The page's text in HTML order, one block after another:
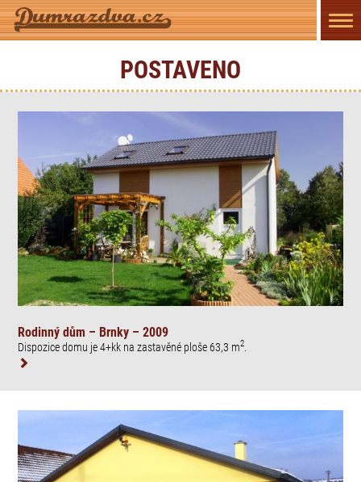
POSTAVENO
Rodinný dům – Brnky – 2009
Dispozice domu je 4+kk na zastavěné ploše 63,3 m2